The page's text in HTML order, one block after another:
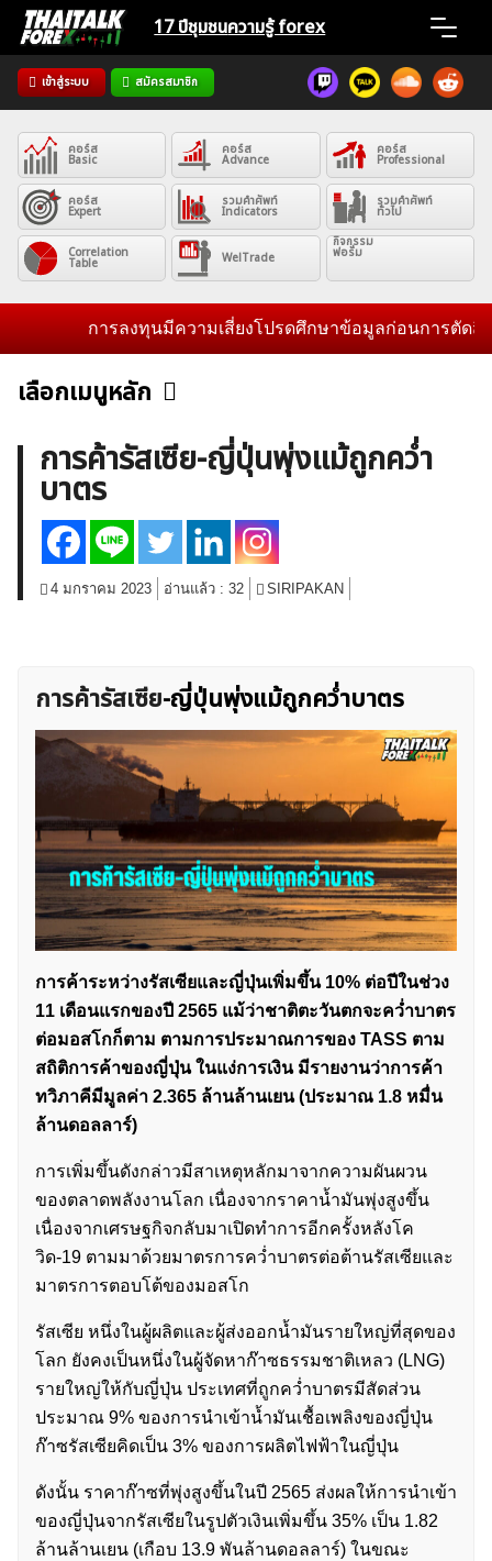
Skip
content
17 ปีชุมชนความรู้ forex
เข้าสู่ระบบ สมัครสมาชิก
Home
News
Articles
VPS Register
ค้นหา
สำหรับ:
คอร์ส
Basic
คอร์ส
Advance
คอร์ส
Professional
คอร์ส
Expert
รวมคำศัพท์
Indicators
รวมคำศัพท์
ทั่วไป
Correlation
Table WelTrade
กิจกรรม
ฟอรั่ม
การลงทุนมีความเสี่ยงโปรดศึกษาข้อมูลก่อนการตัดสินใ
เลือกเมนูหลัก
ข่าวฟอเร็กซ์และสกุลเงิน คริปโตเคอร์เรนซี
ฟรีซิกแนล รายวัน
บทวิเคราะห์
สินค้าโภคภัณฑ์
โบรกเกอร์ FX
โปรโมชั่น Forex
กองทุน Forex
ฟรี EA
การค้ารัสเซีย-ญี่ปุ่นพุ่งแม้ถูกคว่ำ
บาตร
4 มกราคม 2023 อ่านแล้ว : 32 SIRIPAKAN
การค้ารัสเซีย-ญี่ปุ่นพุ่งแม้ถูกคว่ำบาตร
การค้าระหว่างรัสเซียและญี่ปุ่นเพิ่มขึ้น 10% ต่อปีในช่วง
11 เดือนแรกของปี 2565 แม้ว่าชาติตะวันตกจะคว่ำบาตร
ต่อมอสโกก็ตาม ตามการประมาณการของ TASS ตาม
สถิติการค้าของญี่ปุ่น ในแง่การเงิน มีรายงานว่าการค้า
ทวิภาคีมีมูลค่า 2.365 ล้านล้านเยน (ประมาณ 1.8 หมื่น
ล้านดอลลาร์)
การเพิ่มขึ้นดังกล่าวมีสาเหตุหลักมาจากความผันผวน
ของตลาดพลังงานโลก เนื่องจากราคาน้ำมันพุ่งสูงขึ้น
เนื่องจากเศรษฐกิจกลับมาเปิดทำการอีกครั้งหลังโค
วิด-19 ตามมาด้วยมาตรการคว่ำบาตรต่อต้านรัสเซียและ
มาตรการตอบโต้ของมอสโก
รัสเซีย หนึ่งในผู้ผลิตและผู้ส่งออกน้ำมันรายใหญ่ที่สุดของ
โลก ยังคงเป็นหนึ่งในผู้จัดหาก๊าซธรรมชาติเหลว (LNG)
รายใหญ่ให้กับญี่ปุ่น ประเทศที่ถูกคว่ำบาตรมีสัดส่วน
ประมาณ 9% ของการนำเข้าน้ำมันเชื้อเพลิงของญี่ปุ่น
ก๊าซรัสเซียคิดเป็น 3% ของการผลิตไฟฟ้าในญี่ปุ่น
ดังนั้น ราคาก๊าซที่พุ่งสูงขึ้นในปี 2565 ส่งผลให้การนำเข้า
ของญี่ปุ่นจากรัสเซียในรูปตัวเงินเพิ่มขึ้น 35% เป็น 1.82
ล้านล้านเยน (เกือบ 13.9 พันล้านดอลลาร์) ในขณะ